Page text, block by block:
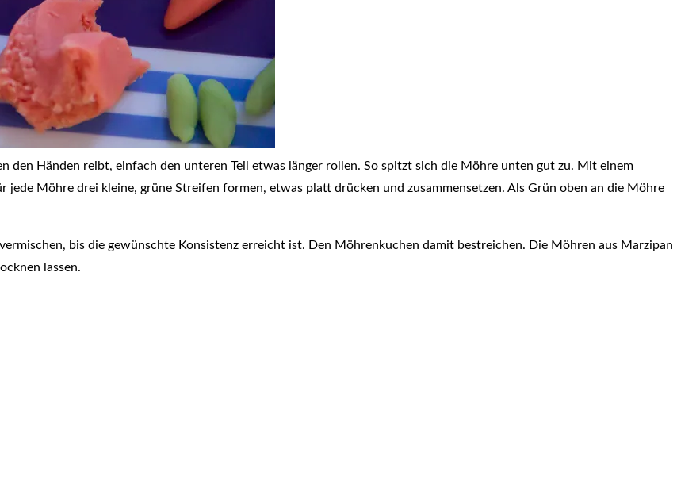
den Händen reibt, einfach den unteren Teil etwas länger rollen. So spitzt sich die Möhre unten gut zu. Mit einem
jede Möhre drei kleine, grüne Streifen formen, etwas platt drücken und zusammensetzen. Als Grün oben an die Möhre
bis die gewünschte Konsistenz erreicht ist. Den Möhrenkuchen damit bestreichen. Die Möhren aus Marzipan
lassen.